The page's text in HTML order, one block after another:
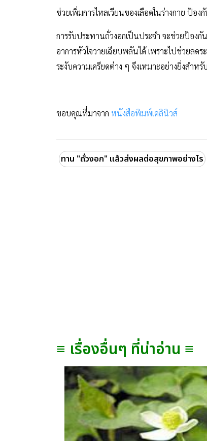
ช่วยเพิ่มการไหลเวียนของเลือดในร่างกาย ป้อง
การรับประทานถั่วงอกเป็นประจำ จะช่วยป้องกัน
อาการหัวใจวายเฉียบพลันได้ เพราะไปช่วยลด
ระงับความเครียดต่าง ๆ จึงเหมาะอย่างยิ่งสำห
ขอบคุณที่มาจาก หนังสือพิมพ์เดลินิวส์
ทาน "ถั่วงอก" แล้วส่งผลต่อสุขภาพอย่างไร
≡ เรื่องอื่นๆ ที่น่าอ่าน ≡